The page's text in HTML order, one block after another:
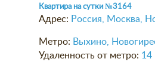
Квартира на сутки №3164
Адрес: Россия, Москва,
Метро: Выхино,
Удаленность от метро: 14